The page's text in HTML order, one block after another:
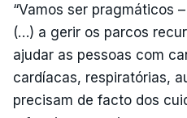
“Vamos ser pragmáticos
(…) a gerir os parcos
ajudar as pessoas com
cardíacas, respiratórias,
precisam de facto dos